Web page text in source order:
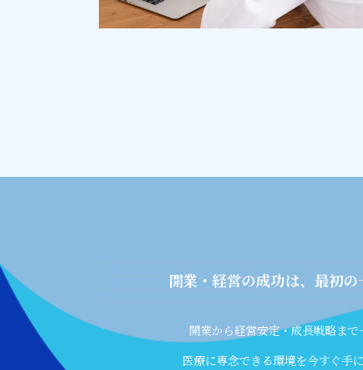
開業・経営の成功は、最初
開業から経営安定・成長戦略まで
医療に専念できる環境を今すぐ手